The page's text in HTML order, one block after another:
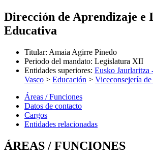
Dirección de Aprendizaje e
Educativa
Titular: Amaia Agirre Pinedo
Periodo del mandato: Legislatura XII
Entidades superiores: Eusko Jaurlaritza
Vasco > Educación > Viceconsejería
Áreas / Funciones
Datos de contacto
Cargos
Entidades relacionadas
ÁREAS / FUNCIONES